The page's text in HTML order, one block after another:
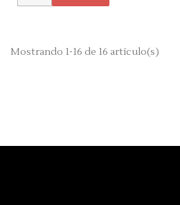
Mostrando 1-16 de 16 artículo(s)